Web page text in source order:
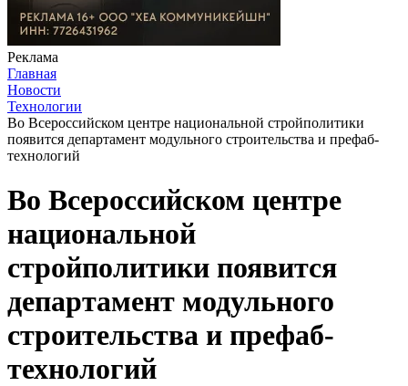
Реклама
Главная
Новости
Технологии
Во Всероссийском центре национальной стройполитики
появится департамент модульного строительства и префаб-
технологий
Во Всероссийском центре
национальной
стройполитики появится
департамент модульного
строительства и префаб-
технологий